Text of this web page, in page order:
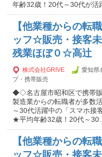
年齢32歳！20代～30代が活
【他業種からの転
ッフ☆販売・接客
残業ほぼ０☆高辻
株式会社GRIVE 愛知県
プ・携帯販売
◆◇名古屋市昭和区で携帯
製造業からの転職者が多数
～30代活躍中の「スマホ接
★平均年齢32歳！20代～
【他業種からの転
ッフ☆販売・接客